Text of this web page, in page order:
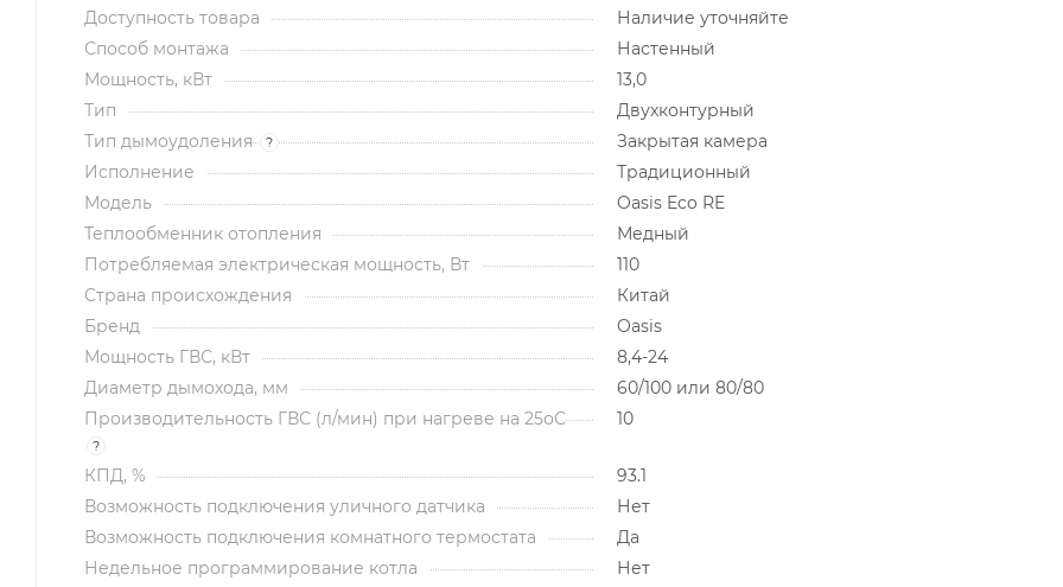
Доступность товара
Наличие уточняйте
Способ монтажа
Настенный
Мощность, кВт
13,0
Тип
Двухконтурный
Тип дымоудоления
?
Закрытая камера
Исполнение
Традиционный
Модель
Oasis Eco RE
Теплообменник отопления
Медный
Потребляемая электрическая мощность, Вт
110
Страна происхождения
Китай
Бренд
Oasis
Мощность ГВС, кВт
8,4-24
Диаметр дымохода, мм
60/100 или 80/80
Производительность ГВС (л/мин) при нагреве на 25оС
?
10
КПД, %
93.1
Возможность подключения уличного датчика
Нет
Возможность подключения комнатного термостата
Да
Недельное программирование котла
Нет